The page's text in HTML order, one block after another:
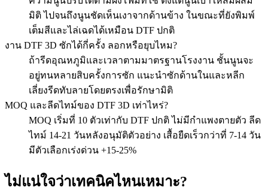
มิติ ไปจนถึงนูนชัดเห็นเงาจากด้านข้าง ในขณะที่ยังพิมพ์
เต็มสีและไล่เฉดได้เหมือน DTF ปกติ
งาน DTF 3D ซักได้กี่ครั้ง ลอกหรือยุบไหม?
ถ้ารีดอุณหภูมิและเวลาตามมาตรฐานโรงงาน ชั้นนูนจะ
อยู่ทนหลายสิบครั้งการซัก แนะนำซักด้านในและหลีก
เลี่ยงรีดทับลายโดยตรงเพื่อรักษามิติ
MOQ และลีดไทม์ของ DTF 3D เท่าไหร่?
MOQ เริ่มที่ 10 ตัวเท่ากับ DTF ปกติ ไม่มีกำแพงตายตัว ลีด
ไทม์ 14-21 วันหลังอนุมัติตัวอย่าง เสื้อยืดเร็วกว่าที่ 7-14 วัน
มีตัวเลือกเร่งด่วน +15-25%
ไม่แน่ใจว่าเทคนิคไหนเหมาะ?